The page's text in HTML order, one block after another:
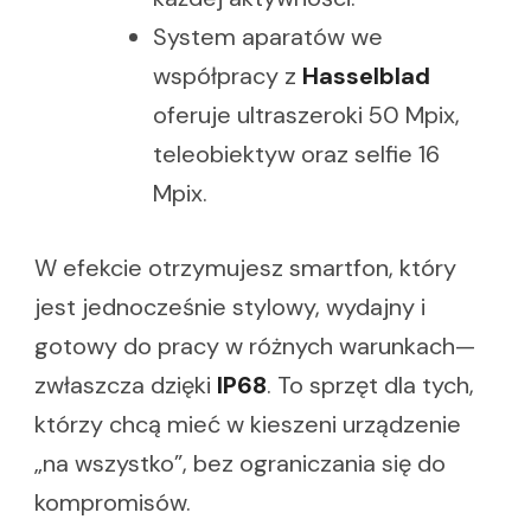
System aparatów we
współpracy z Hasselblad
oferuje ultraszeroki 50 Mpix,
teleobiektyw oraz selfie 16
Mpix.
W efekcie otrzymujesz smartfon, który
jest jednocześnie stylowy, wydajny i
gotowy do pracy w różnych warunkach—
zwłaszcza dzięki IP68. To sprzęt dla tych,
którzy chcą mieć w kieszeni urządzenie
„na wszystko”, bez ograniczania się do
kompromisów.